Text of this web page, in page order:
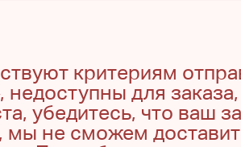
критериям
недоступны для
убедитесь, что ваш
не сможем